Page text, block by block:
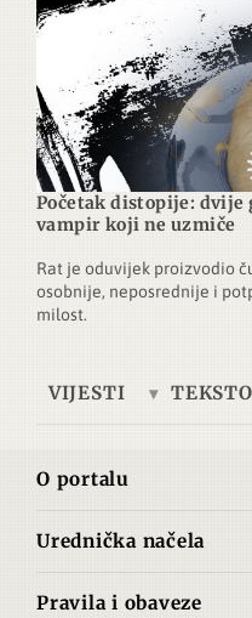
Početak distopije:
vampir koji ne uzmiče
Rat je oduvijek proizvodio
osobnije, neposrednije i
milost.
VIJESTI
Azija
Bliski istok Povijest
O portalu
Povijest Advance.hr
Urednička načela
Izjava o medijskom
Pravila i obaveze